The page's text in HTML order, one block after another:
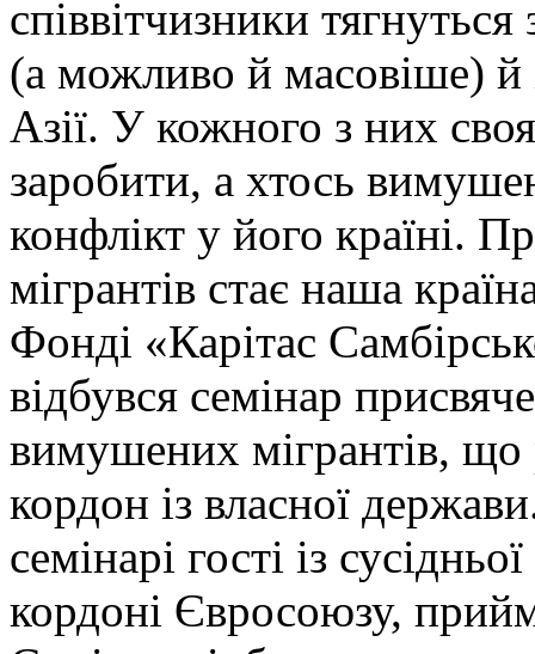
співвітчизники
(а можливо й масовіше) й
Азії. У кожного з них
заробити, а хтось
конфлікт у його країні.
мігрантів стає наша
Фонді «Карітас
відбувся семінар
вимушених мігрантів, що
кордон із власної
семінарі гості із
кордоні Євросоюзу,